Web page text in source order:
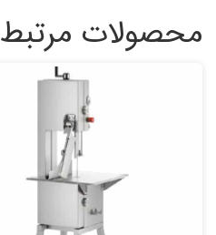
محصولات مرتبط